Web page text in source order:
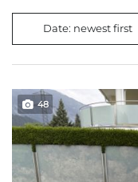
Date: newest first
48